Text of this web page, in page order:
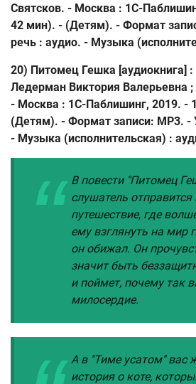
Святсков. - Москва : 1С-
42 мин). - (Детям). - Формат
речь : аудио. - Музыка
20) Питомец Гешка [аудиокнига]
Ледерман Виктория Валерьевна ;
- Москва : 1С-Паблишинг, 2019. -
(Детям). - Формат записи: МР3. -
- Музыка (исполнительская) :
В повести "Питомец
слушатель отправится
путешествие, где
ему взглянуть на мир
он обижал. Он
значит быть
и поймет, почему так
милосердие.
А в "Тиме усатом" вас
история о коте,